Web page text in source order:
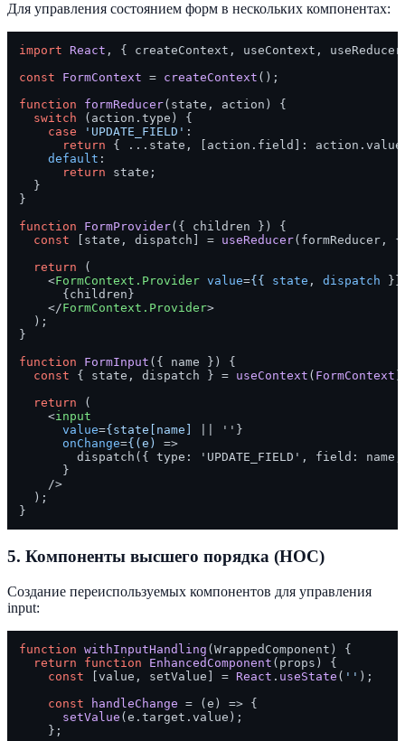
Для управления состоянием форм в нескольких компонентах:
import React , { createContext, useContext,
const
FormContext = createContext ();
function
formReducer( state, action ) {
switch (action. type ) {
case
'UPDATE_FIELD' :
return { ...state, [action. field ]: action. value
default :
return state;
  }
}
function
FormProvider( { children } ) {
const [state, dispatch] = useReducer(formReducer,
return (
<FormContext.Provider value={{ state , dispatch
      {children}
</FormContext.Provider>
  );
}
function
FormInput ( { name } ) {
const { state, dispatch } = useContext ( FormContext
return (
<input
value={state[name]
|| ''}
onChange={(e)
=>
dispatch({ type: 'UPDATE_FIELD', field:
      }
    />
  );
5. Компоненты высшего порядка (HOC)
Создание переиспользуемых компонентов для управления
input:
function withInputHandling ( WrappedComponent ) {
return
function EnhancedComponent ( props ) {
const [value, setValue] = React . useState ( '' );
const
handleChange = ( e ) => {
setValue (e. target . value );
    };